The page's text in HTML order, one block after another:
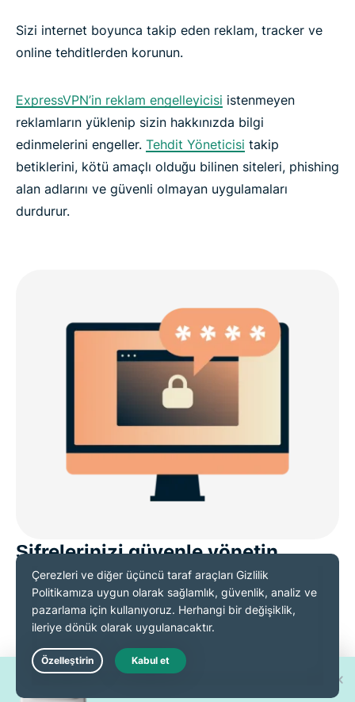
Sizi internet boyunca takip eden reklam, tracker ve
online tehditlerden korunun.
ExpressVPN’in reklam engelleyicisi istenmeyen
reklamların yüklenip sizin hakkınızda bilgi
edinmelerini engeller. Tehdit Yöneticisi takip
betiklerini, kötü amaçlı olduğu bilinen siteleri, phishing
alan adlarını ve güvenli olmayan uygulamaları
durdurur.
Şifrelerinizi güvenle yönetin
Şifrenizi unutmaktan ya da farklı giriş bilgileriyle
uğraşmaktan mı yakınıyorsunuz?ExpressVPN’in şifre
yöneticisi
ExpressKeys ile işinizi kolaylaştırın.
30 yeni